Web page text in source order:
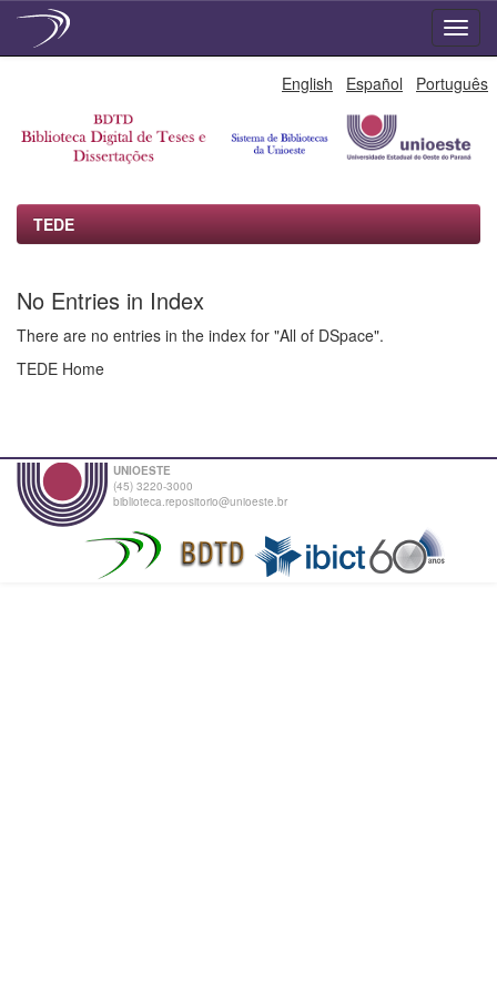
English Español Português
TEDE
No Entries in Index
There are no entries in the index for "All of DSpace".
TEDE Home
UNIOESTE
(45) 3220-3000
biblioteca.repositorio@unioeste.br